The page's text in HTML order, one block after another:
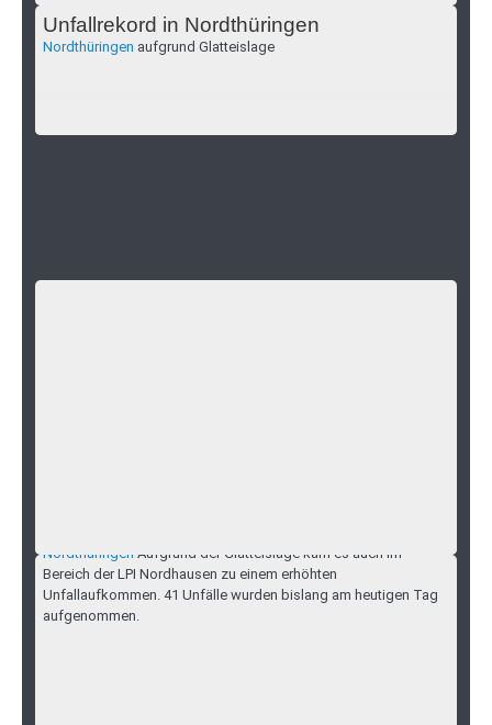
Unfallrekord in Nordthüringen
Nordthüringen aufgrund Glatteislage
Nordthüringen Aufgrund der Glatteislage kam es auch im
Bereich der LPI Nordhausen zu einem erhöhten
Unfallaufkommen. 41 Unfälle wurden bislang am heutigen Tag
aufgenommen.